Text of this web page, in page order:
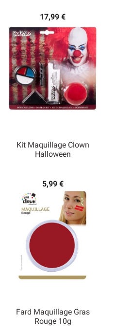
17,99 €
Kit Maquillage Clown
Halloween
5,99 €
Fard Maquillage Gras
Rouge 10g